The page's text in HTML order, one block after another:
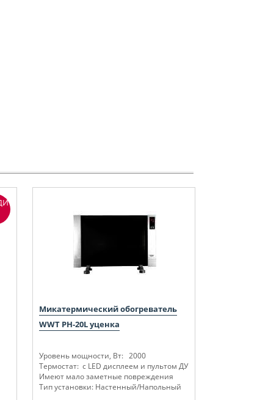
Микатермический обогреватель
WWT PH-20L уценка
Уровень мощности, Вт: 2000
Термостат: с LED дисплеем и пультом ДУ
Имеют мало заметные повреждения
Тип установки: Настенный/Напольный